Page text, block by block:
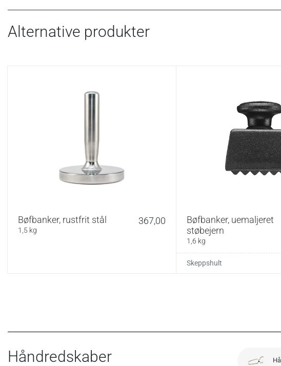
Alternative produkter
Bøfbanker, rustfrit stål
1,5 kg
367,00
Bøfbanker, uemaljeret
støbejern
1,6 kg
Skeppshult
Håndredskaber